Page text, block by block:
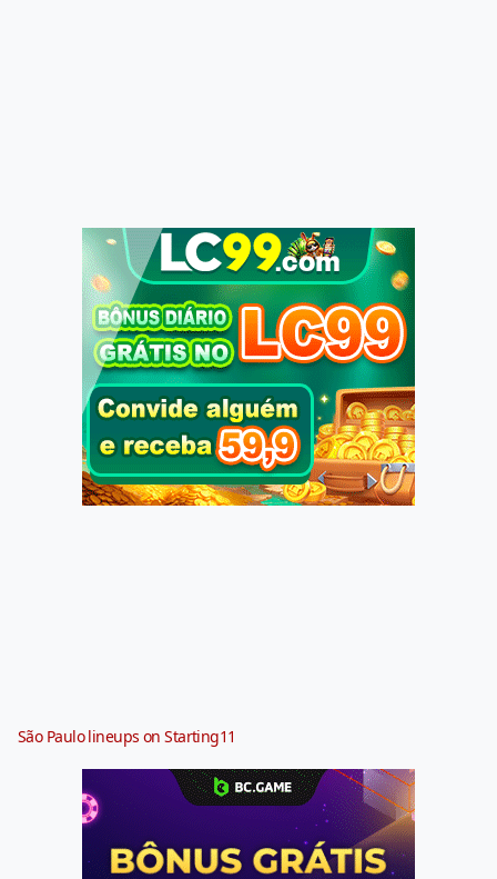
São Paulo lineups on Starting11